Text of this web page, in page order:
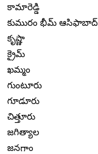
కామారెడ్డి
కుమురం భీమ్ ఆసిఫాబాద్
కృష్ణా
క్రైమ్
ఖమ్మం
గుంటూరు
గూడూరు
చిత్తూరు
జగిత్యాల
జనగాం